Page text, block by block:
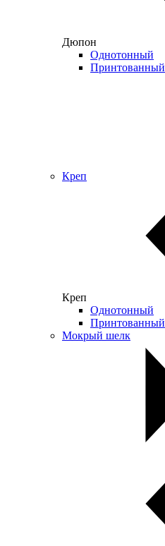
Дюпон
Однотонный
Принтованный
Креп
Креп
Однотонный
Принтованный
Мокрый шелк